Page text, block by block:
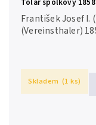
Tolar spolkový
František Josef I.
(Vereinsthaler)
lesku, rysky a
Skladem (1 ks)